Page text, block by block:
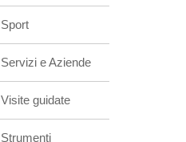
Sport
Servizi e Aziende
Visite guidate
Strumenti